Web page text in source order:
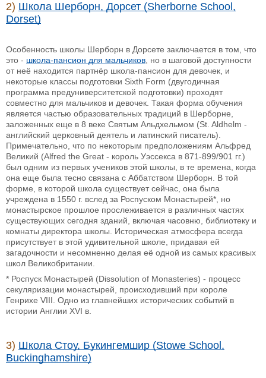
2) Школа Шерборн, Дорсет (Sherborne School,
Dorset)
Особенность школы Шерборн в Дорсете заключается в том, что
это - школа-пансион для мальчиков , но в шаговой доступности
от неё находится партнёр школа-пансион для девочек, и
некоторые классы подготовки Sixth Form (двугодичная
программа предуниверситетской подготовки) проходят
совместно для мальчиков и девочек. Такая форма обучения
является частью образовательных традиций в Шерборне,
заложенных еще в 8 веке Святым Альдхельмом (St. Aldhelm -
английский церковный деятель и латинский писатель).
Примечательно, что по некоторым предположениям Альфред
Великий (Alfred the Great - король Уэссекса в 871-899/901 гг.)
был одним из первых учеников этой школы, в те времена, когда
она еще была тесно связана с Аббатством Шерборн. В той
форме, в которой школа существует сейчас, она была
учреждена в 1550 г. вслед за Роспуском Монастырей*, но
монастырское прошлое прослеживается в различных частях
существующих сегодня зданий, включая часовню, библиотеку и
комнаты директора школы. Историческая атмосфера всегда
присутствует в этой удивительной школе, придавая ей
загадочности и несомненно делая её одной из самых красивых
школ Великобритании.
* Роспуск Монастырей (Dissolution of Monasteries) - процесс
секуляризации монастырей, происходивший при короле
Генрихе VIII. Одно из главнейших исторических событий в
истории Англии XVI в.
3) Школа Стоу, Букингемшир (Stowe School,
Buckinghamshire)